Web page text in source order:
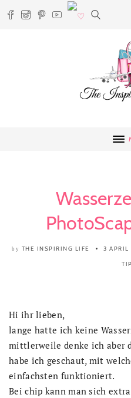
by THE INSPIRING LIFE 3 APRIL
Hi ihr lieben,
lange hatte ich keine
mittlerweile denke ich aber
habe ich geschaut, mit
einfachsten funktioniert.
Bei chip kann man sich